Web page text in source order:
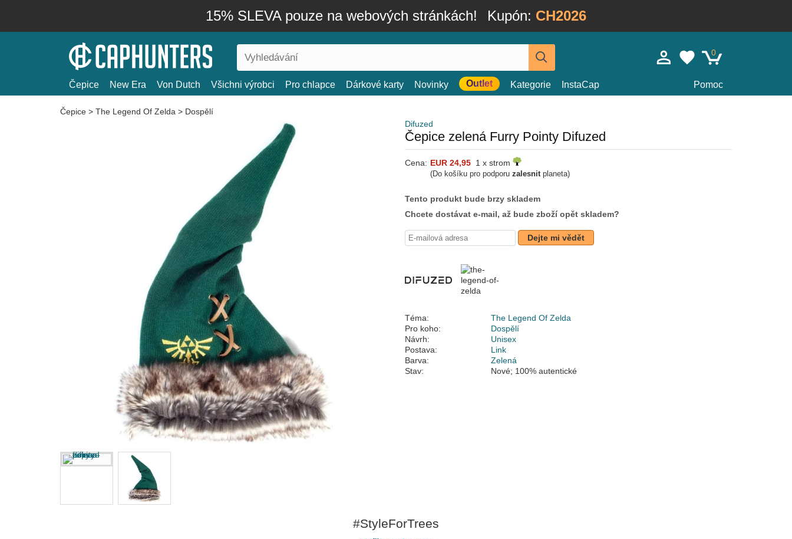
15% SLEVA pouze na webových stránkách! Kupón: CH2026
0
Čepice New Era Von Dutch Všichni výrobci Pro chlapce Dárkové karty Novinky Outlet Kategorie InstaCap Pomoc
Čepice > The Legend Of Zelda > Dospělí
Difuzed
Čepice zelená Furry Pointy Difuzed
Cena: EUR 24,95 1 x strom
(Do košíku pro podporu zalesnitplaneta)
Tento produkt bude brzy skladem
Chcete dostávat e-mail, až bude zboží opět skladem?
Dejte mi vědět
Téma:
The Legend Of Zelda
Pro koho:
Dospělí
Návrh:
Unisex
Postava:
Link
Barva:
Zelená
Stav:
Nové; 100% autentické
#StyleForTrees